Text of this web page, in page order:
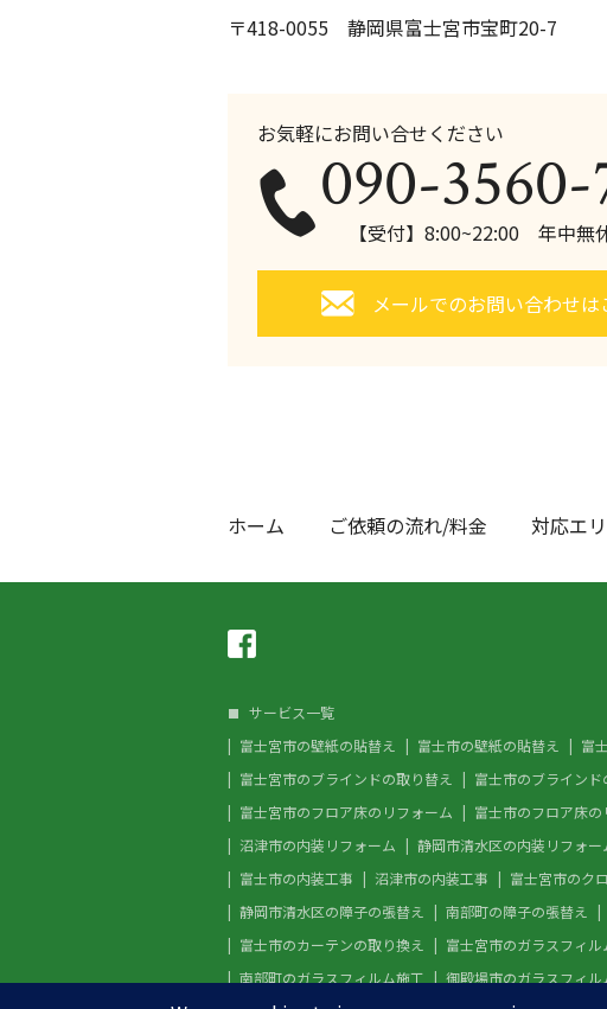
〒418-0055 静岡県富士宮市宝町20-7
お気軽にお問い合せください
090-3560-
【受付】8:00~22:00 年中無
メールでのお問い合わせは
ホーム ご依頼の流れ/料金 対応エ
サービス一覧
富士宮市の壁紙の貼替え
富士市の壁紙の貼替え 富
富士宮市のブラインドの取り替え
富士市のブラインド
富士宮市のフロア床のリフォーム
富士市のフロア床の
沼津市の内装リフォーム
静岡市清水区の内装リフォー
富士市の内装工事
沼津市の内装工事 富士宮市のク
静岡市清水区の障子の張替え
南部町の障子の張替え
富士市のカーテンの取り換え
富士宮市のガラスフィル
南部町のガラスフィルム施工
御殿場市のガラスフィル